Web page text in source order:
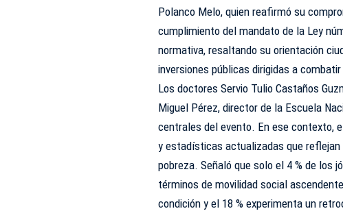
Polanco Melo, quien reafirmó su
cumplimiento del mandato de la Ley
normativa, resaltando su orientación
inversiones públicas dirigidas a
Los doctores Servio Tulio Castaños
Miguel Pérez, director de la Escuela
centrales del evento. En ese contexto,
y estadísticas actualizadas que
pobreza. Señaló que solo el 4 % de los
términos de movilidad social
condición y el 18 % experimenta un